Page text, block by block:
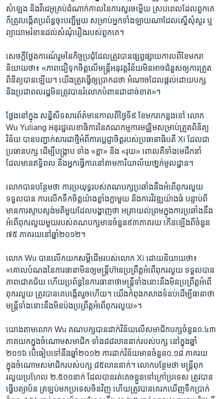
សំឡេង ​និង​វីដេអូ​គ្រប់​ដំណាក់​កាល​នៃ​ការ​សួរ​ចម្លើយ​ ស្រប​ពេល​ដែល​ពួក​គេ​
​ក៏​ត្រូវ​បង្កើត​ប្រព័ន្ធ​ចុះ​បញ្ជី​មួយ​ សម្រាប់​អ្នក​ទាំង​ឡាយ​ណា​ដែល​ស្នើ​សុំ​សួរ ឬ​
ព្យាយាម​រំខាន​ដល់​សំណុំ​រឿង​របស់​ពួក​គេ។
សេចក្តី​ថ្លែង​ការណ៍រួម​នៃ​កិច្ច​ប្រជុំ​ដែល​ត្រូវ​បាន​ផ្សព្វផ្សាយ​កាល​ពីខែមករា​
និយាយ​ថា៖​ «ភាព​ជឿ​ទុក​ចិត្ត​លើ​មន្ត្រី​អនុវត្ត​វិន័យ​មិន​អាច​ជំនួស​ឲ្យ​ការត្រួត​
ពិនិត្យ​បាន​ឡើយ។ យើង​ត្រូវ​ធ្វើ​ឲ្យ​ប្រាកដ​ថា​ អំណាច​ដែល​ផ្តល់​ដោយ​បក្ស​
និងប្រជាពលរដ្ឋមិន​ត្រូវ​បាន​រំលោភ​បំពាន​ជា​ដាច់​ខាត»។
ថ្លែងនៅ​ក្នុង​ សន្និសីទ​សារព័ត៌មានកាល​ពី​ថ្ងៃ​ទី​៩ ខែ​មករា​កន្លង​ទៅ​ លោក
Wu Yuliang​ អនុ​រដ្ឋ​លេខាធិការ​នៃ​គណកម្មការមជ្ឈិម​សម្រាប់​ត្រួត​ពិនិត្យ​
វិន័យ​ បាន​បញ្ជាក់​សារ​ជា​ថ្មី​អំពី​ការ​ប្តេជ្ញា​ចិត្ត​របស់​ប្រធានាធិបតី​ Xi ដែល​ជា​
ប្រធាន​បក្ស​ ដើម្បី​បង្ក្រាប​ ទាំង «ខ្លា» និង​ «រុយ» ពោល​គឺ​ទាំង​មេដឹកនាំ​
ដែល​មានឥទ្ធិពល និងអ្នក​ធ្វើ​ការ​នៅ​តាម​ការិយាល័យ​ថា្នក់​មូលដ្ឋាន។
លោក​បាន​បន្ថែម​ថា​ ការ​ប្រយុទ្ធ​របស់​គណបក្ស​ប្រឆាំងនឹង​អំពើ​ពុក​រលួយ​
ទទួល​បាន​ ការ​លើក​ទឹក​ចិត្ត​យ៉ាង​ខ្លាំង​ក្លាមួយ​ និង​ការ​វិវឌ្ឍ​យ៉ាង​ធំ​ បន្ទាប់​ពី​
មាន​ការ​ស្ទាប​ស្ទង់​មតិ​មួយដែល​បង្ហាញ​ថា​ អត្រា​យល់​ព្រម​ក្នុង​ការ​ប្រឆាំង​នឹង​
អំពើ​ពុក​រលួយមួយ​របស់​គណបក្ស​មាន​ចំនួន​៩៣​ភាគ​រយ​ ​កើន​ឡើង​ពី​ចំនួន​
៧៥​ ភាគ​រយ​នៅ​ឆ្នាំ​២០១២។
លោក​ Wu​ បាន​លើក​យក​សម្តី​ដើម​របស់​លោក Xi​ ដោយ​និយាយ​ថា៖
«គោល​បំណង​នៃ​ការ​ធានា​មិន​ឲ្យ​មន្ត្រី​ហ៊ាន​ប្រព្រឹត្ត​អំពើ​ពុក​រលួយ​ ទទួល​បាន​
ភាព​ជោគ​ជ័យ​ ហើយ​ប្រព័ន្ធ​នៃ​ការ​ធានា​ថា​មន្ត្រី​ទាំង​នោះនឹង​មិន​ប្រព្រឹត្ត​អំពើ​
ពុក​រលួយ​ ត្រូវ​បាន​គេបង្កើត​រួច​ហើយ។ យើង​កំពុង​កសាង​ទំនប់​ដើម្បី​ធានា​ថា​
មន្ត្រី​ទាំង​នោះ​នឹង​មិនប៉ងប្រព្រឹត្ត​អំពើ​ពុក​រលួយ»។
យោង​តាម​លោក​ Wu គណបក្ស​បាន​ដាក់​វិន័យ​លើ​សមាជិក​បក្ស​ចំនួន​០.៤៣
​ភាគ​យក​ក្នុង​ចំណោម​សមាជិក​ ​ទាំង​៨៨​លាន​នាក់របស់បក្ស​ នៅ​ក្នុង​ឆ្នាំ​
២០១៦ ​បើ​ធៀប​ទៅនឹងឆ្នាំ​២០១២ ការ​ដាក់​វិន័យ​មាន​ចំនួន​០.១៨​ ភាគ​រយ​
ក្នុង​ចំណោម​សមាជិករបស់​បក្ស ​៨៥​លាន​នាក់។ លោក​បន្ថែម​ថា​ មន្ត្រី​ពុក​
រលួយប្រហែល​ ២.៥០០​នាក់ ​ដែល​បាន​រត់​គេច​ខ្លួន​ទៅ​ក្រៅ​ប្រទេស​ ត្រូវ​បាន​
ធ្វើ​បត្យាប័ន​ ​ត្រឡប់មក​ប្រទេស​ចិនវិញ​ ហើយ​ត្រូវបាន​គេ​រក​ឃើញទឹក​ប្រាក់​